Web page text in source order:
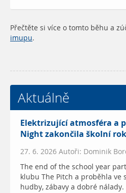
Přečtěte si více o tomto běhu a
imupu.
Aktuálně
Elektrizující atmosféra a
Night zakončila školní
27. 6. 2026 Autoři: Dominik
The end of the school year
klubu The Pitch a proběhla ve
hudby, zábavy a dobré nálady.